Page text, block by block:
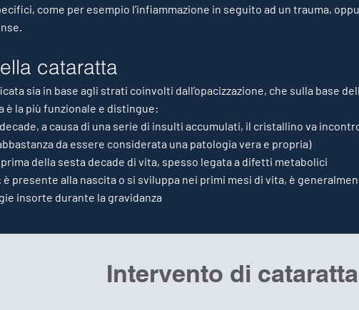
come per esempio l’infiammazione in seguito ad un trauma,
cataratta
sia in base agli strati coinvolti dall’opacizzazione, che sulla base
è la più funzionale e distingue:
a causa di una serie di insulti accumulati, il cristallino va
da essere considerata una patologia vera e propria)
della sesta decade di vita, spesso legata a difetti metabolici
presente alla nascita o si sviluppa nei primi mesi di vita, è
insorte durante la gravidanza
Intervento di cataratta